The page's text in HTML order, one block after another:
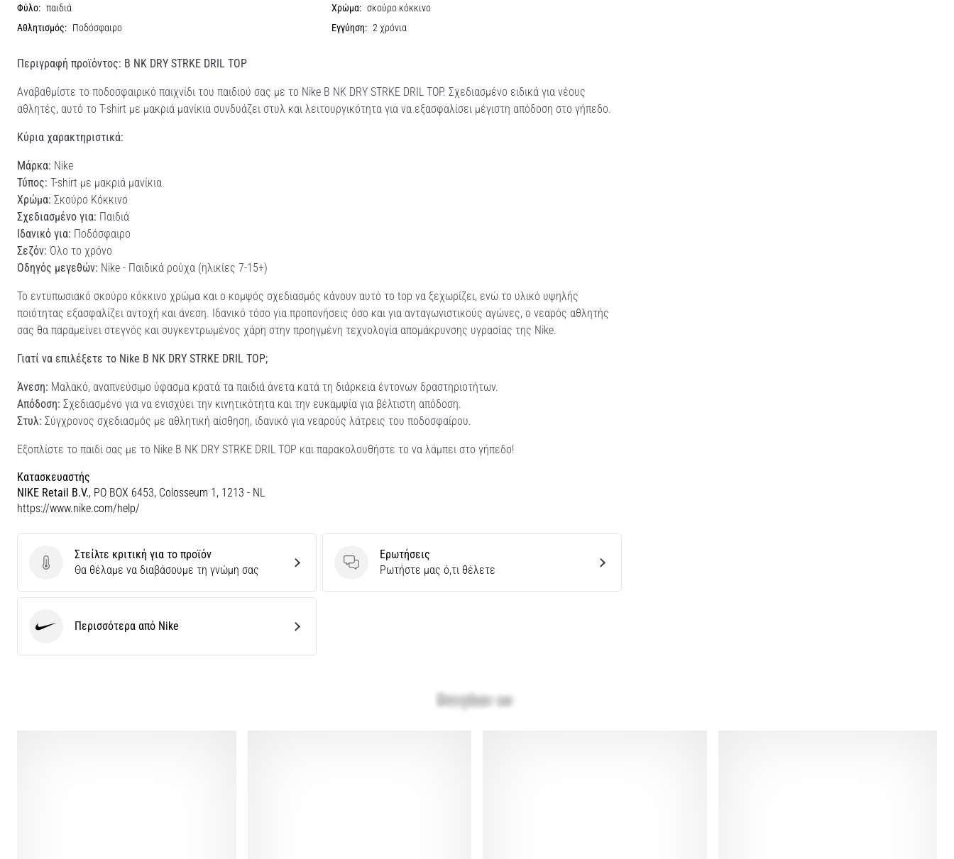
Φύλο: παιδιά Χρώμα: σκούρο κόκκινο
Αθλητισμός: Ποδόσφαιρο Εγγύηση: 2 χρόνια
Περιγραφή προϊόντος: B NK DRY STRKE DRIL TOP
Αναβαθμίστε το ποδοσφαιρικό παιχνίδι του παιδιού σας με το Nike B NK DRY STRKE DRIL TOP. Σχεδιασμένο ειδικά για νέους
αθλητές, αυτό το T-shirt με μακριά μανίκια συνδυάζει στυλ και λειτουργικότητα για να εξασφαλίσει μέγιστη απόδοση στο γήπεδο.
Κύρια χαρακτηριστικά:
Μάρκα: Nike
Τύπος: T-shirt με μακριά μανίκια
Χρώμα: Σκούρο Κόκκινο
Σχεδιασμένο για: Παιδιά
Ιδανικό για: Ποδόσφαιρο
Σεζόν: Όλο το χρόνο
Οδηγός μεγεθών: Nike - Παιδικά ρούχα (ηλικίες 7-15+)
Το εντυπωσιακό σκούρο κόκκινο χρώμα και ο κομψός σχεδιασμός κάνουν αυτό το top να ξεχωρίζει, ενώ το υλικό υψηλής
ποιότητας εξασφαλίζει αντοχή και άνεση. Ιδανικό τόσο για προπονήσεις όσο και για ανταγωνιστικούς αγώνες, ο νεαρός αθλητής
σας θα παραμείνει στεγνός και συγκεντρωμένος χάρη στην προηγμένη τεχνολογία απομάκρυνσης υγρασίας της Nike.
Γιατί να επιλέξετε το Nike B NK DRY STRKE DRIL TOP;
Άνεση: Μαλακό, αναπνεύσιμο ύφασμα κρατά τα παιδιά άνετα κατά τη διάρκεια έντονων δραστηριοτήτων.
Απόδοση: Σχεδιασμένο για να ενισχύει την κινητικότητα και την ευκαμψία για βέλτιστη απόδοση.
Στυλ: Σύγχρονος σχεδιασμός με αθλητική αίσθηση, ιδανικό για νεαρούς λάτρεις του ποδοσφαίρου.
Εξοπλίστε το παιδί σας με το Nike B NK DRY STRKE DRIL TOP και παρακολουθήστε το να λάμπει στο γήπεδο!
Κατασκευαστής
NIKE Retail B.V., PO BOX 6453, Colosseum 1, 1213 - NL
https://www.nike.com/help/
Στείλτε κριτική για το προϊόν
Στείλτε κριτική για το προϊόν
Θα θέλαμε να διαβάσουμε τη γνώμη σας
Ερωτήσεις
Ερωτήσεις
Ρωτήστε μας ό,τι θέλετε
Περισσότερα από Nike